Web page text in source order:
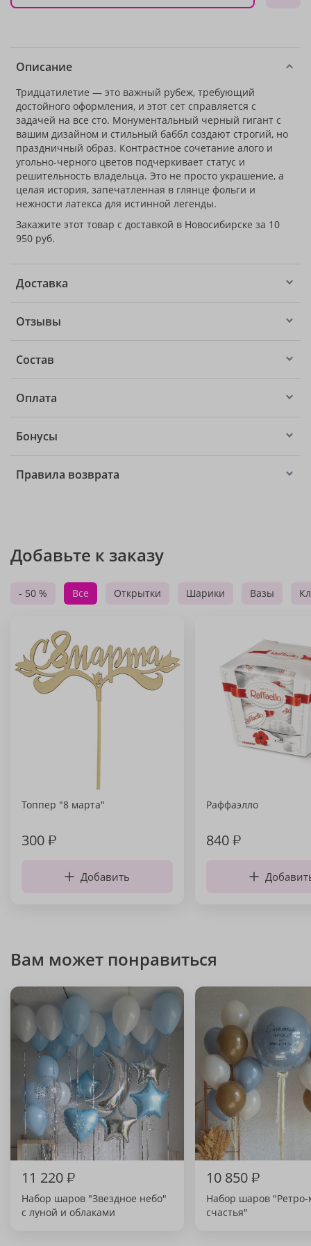
Описание
Тридцатилетие — это важный рубеж, требующий
достойного оформления, и этот сет справляется с
задачей на все сто. Монументальный черный гигант с
вашим дизайном и стильный баббл создают строгий, но
праздничный образ. Контрастное сочетание алого и
угольно-черного цветов подчеркивает статус и
решительность владельца. Это не просто украшение, а
целая история, запечатленная в глянце фольги и
нежности латекса для истинной легенды.
Закажите этот товар с доставкой в Новосибирске за 10
950 руб.
Доставка
Отзывы
Состав
Оплата
Бонусы
Правила возврата
Добавьте к заказу
- 50 % Все Открытки Шарики Вазы
Топпер "8 марта"
300₽
Добавить
Раффаэлло
840₽
Вам может понравиться
11 220₽
Набор шаров "Звездное небо"
с луной и облаками
10 850₽
Набор шаров "Ретро-
счастья"